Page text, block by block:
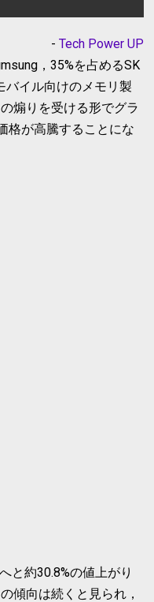
- Tech Power UP
，35%を占めるSK
バイル向けのメモリ製
煽りを受ける形でグラ
格が高騰することにな
と約30.8%の値上がり
傾向は続くと見られ，